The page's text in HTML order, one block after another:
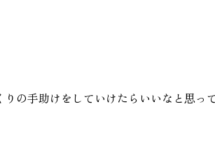
家づくり勉強会 カタ
の手助けをしていけたらいいなと思っ